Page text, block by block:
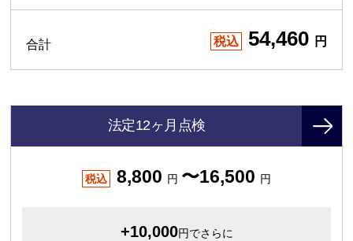
合計 税込 54,460 円
法定12ヶ月点検
税込 8,800 円 〜16,500 円
+10,000円でさらに